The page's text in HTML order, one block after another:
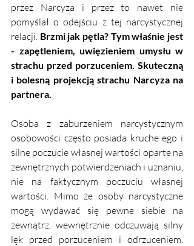
przez Narcyza i przez to nawet nie
pomyślał o odejściu z tej narcystycznej
relacji. Brzmi jak pętla? Tym właśnie jest
- zapętleniem, uwięzieniem umysłu w
strachu przed porzuceniem. Skuteczną
i bolesną projekcją strachu Narcyza na
partnera.
Osoba z zaburzeniem narcystycznym
osobowości często posiada kruche ego i
silne poczucie własnej wartości oparte na
zewnętrznych potwierdzeniach i uznaniu,
nie na faktycznym poczuciu własnej
wartości. Mimo że osoby narcystyczne
mogą wydawać się pewne siebie na
zewnątrz, wewnętrznie odczuwają silny
lęk przed porzuceniem i odrzuceniem.